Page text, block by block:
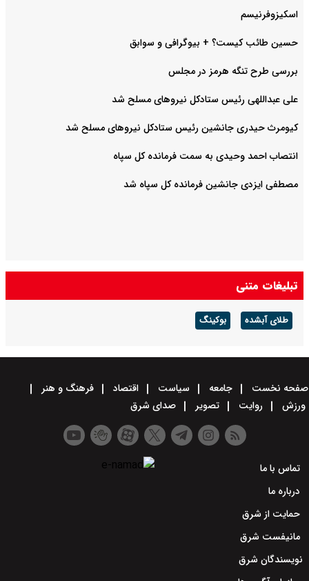
اسکیزوفرنیسم
حسین طائب کیست؟ + بیوگرافی و سوابق
بررسی طرح تنگه هرمز در مجلس
علی عبداللهی رئیس ستادکل نیروهای مسلح شد
کیومرث حیدری جانشین رئیس ستادکل نیروهای مسلح شد
انتصاب احمد وحیدی به سمت فرمانده کل سپاه
مصطفی ایزدی جانشین فرمانده کل سپاه شد
تبلیغات متنی
طلای آبشده بوکینگ
صفحه نخست جامعه سیاست اقتصاد
فرهنگ و هنر
ورزش
روایت تصویر صدای شرق
تماس با ما
درباره ما
حمایت از شرق
مانیفست شرق
نویسندگان شرق